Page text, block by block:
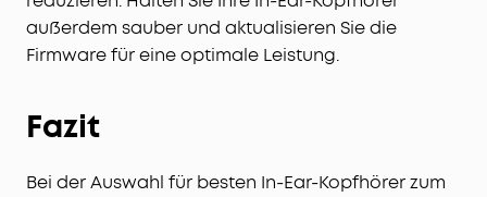
außerdem sauber und aktualisieren Sie die
Firmware für eine optimale Leistung.
Fazit
Bei der Auswahl für besten In-Ear-Kopfhörer zum